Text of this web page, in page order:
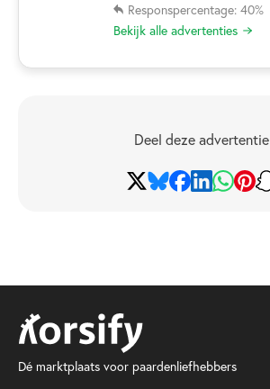
Responspercentage: 40%
Bekijk alle advertenties
Deel deze advertentie
Dé marktplaats voor paardenliefhebbers